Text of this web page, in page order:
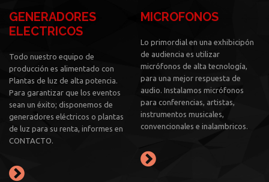
GENERADORES
ELECTRICOS
Todo nuestro equipo de
producción es alimentado con
Plantas de luz de alta potencia.
Para garantizar que los eventos
sean un éxito; disponemos de
generadores eléctricos o plantas
de luz para su renta, informes en
CONTACTO.
MICROFONOS
Lo primordial en una exhibicipón
de audiencia es utilizar
micrófonos de alta tecnología,
para una mejor respuesta de
audio. Instalamos micrófonos
para conferencias, artistas,
instrumentos musicales,
convencionales e inalambricos.